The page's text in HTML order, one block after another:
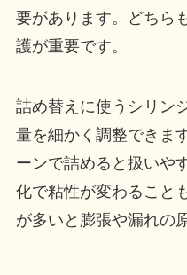
要があります。どちら
護が重要です。
詰め替えに使うシリン
量を細かく調整できま
ーンで詰めると扱いや
化で粘性が変わること
が多いと膨張や漏れの